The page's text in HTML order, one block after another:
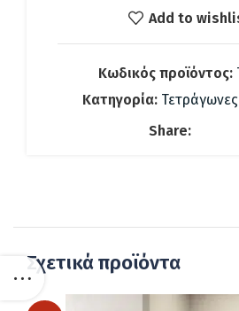
Add to
Κωδικός προϊόντος:
Κατηγορία:
Share:
Σχετικά προϊόντα